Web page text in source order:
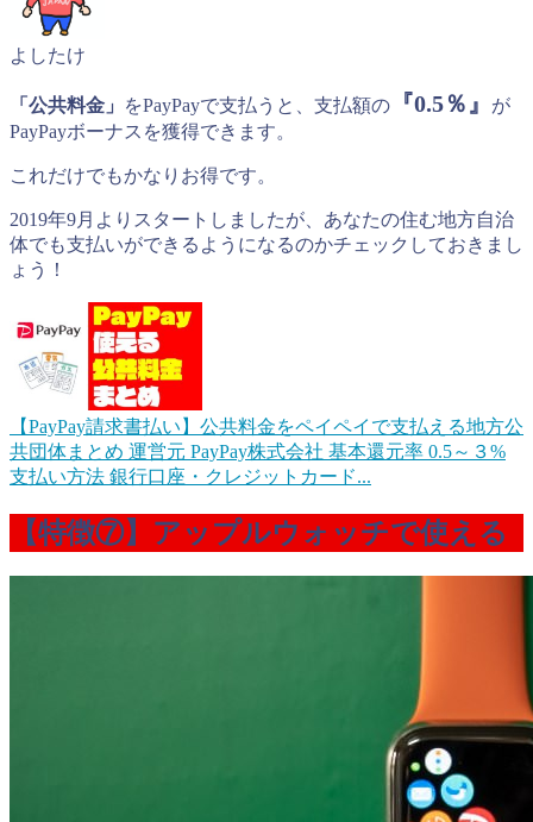
よしたけ
「公共料金」 をPayPayで支払うと、支払額の 『0.5％』
が
PayPayボーナスを獲得できます。
これだけでもかなりお得です。
2019年9月よりスタートしましたが、あなたの住む地方自治
体でも支払いができるようになるのかチェックしておきまし
ょう！
【PayPay請求書払い】公共料金をペイペイで支払える地方公
共団体まとめ 運営元 PayPay株式会社 基本還元率 0.5～３%
支払い方法 銀行口座・クレジットカード...
【特徴⑦】アップルウォッチで使える